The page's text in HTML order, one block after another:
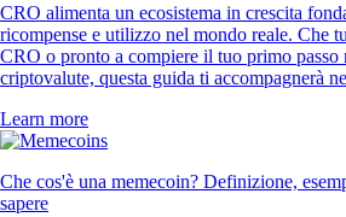
CRO alimenta un ecosistema in crescita
ricompense e utilizzo nel mondo reale. Che
CRO o pronto a compiere il tuo primo
criptovalute, questa guida ti accompagnerà
Learn more
Che cos'è una memecoin? Definizione,
sapere